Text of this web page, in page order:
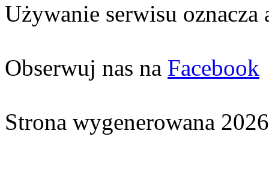
Używanie serwisu oznacza
Obserwuj nas na Facebook
Strona wygenerowana